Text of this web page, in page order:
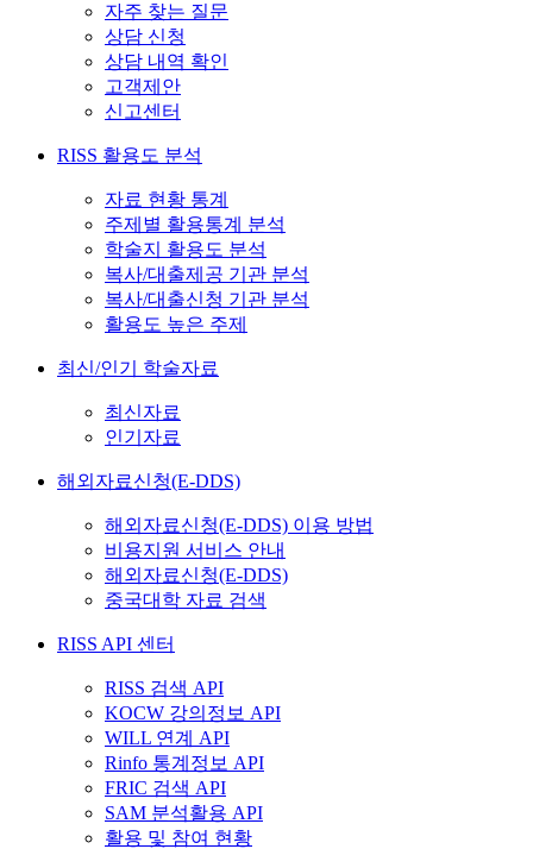
자주 찾는 질문
상담 신청
상담 내역 확인
고객제안
신고센터
RISS 활용도 분석
자료 현황 통계
주제별 활용통계 분석
학술지 활용도 분석
복사/대출제공 기관 분석
복사/대출신청 기관 분석
활용도 높은 주제
최신/인기 학술자료
최신자료
인기자료
해외자료신청(E-DDS)
해외자료신청(E-DDS) 이용 방법
비용지원 서비스 안내
해외자료신청(E-DDS)
중국대학 자료 검색
RISS API 센터
RISS 검색 API
KOCW 강의정보 API
WILL 연계 API
Rinfo 통계정보 API
FRIC 검색 API
SAM 분석활용 API
활용 및 참여 현황